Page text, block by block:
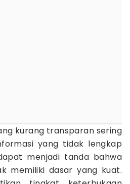
kurang transparan sering
yang tidak lengkap
menjadi tanda bahwa
memiliki dasar yang kuat.